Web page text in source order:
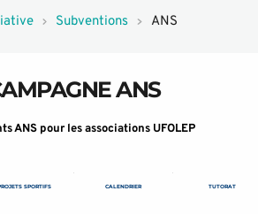
Subventions ANS
ANS
ANS pour les associations UFOLEP
SPORTIFS CALENDRIER TUTORAT